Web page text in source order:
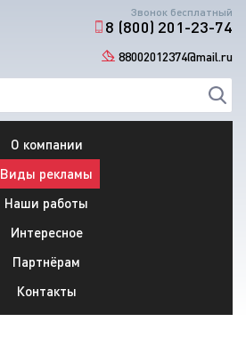
Звонок бесплатный
8 (800) 201-23-74
88002012374@mail.ru
О компании
Виды рекламы
Наши работы
Интересное
Партнёрам
Контакты